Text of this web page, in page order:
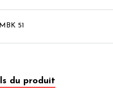
51
du produit